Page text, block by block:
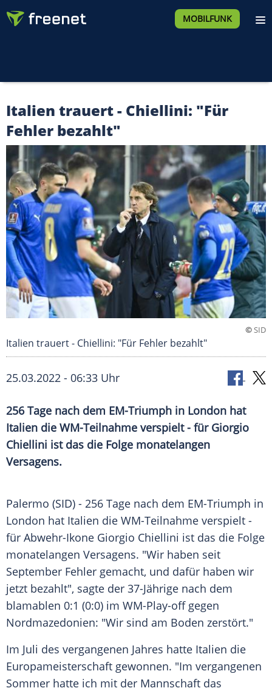
MOBILFUNK
Italien trauert - Chiellini: "Für
Fehler bezahlt"
©SID
Italien trauert - Chiellini: "Für Fehler bezahlt"
25.03.2022 - 06:33 Uhr
256 Tage nach dem EM-Triumph in London hat
Italien die WM-Teilnahme verspielt - für Giorgio
Chiellini ist das die Folge monatelangen
Versagens.
Palermo (SID) - 256 Tage nach dem EM-Triumph in
London hat Italien die WM-Teilnahme verspielt -
für Abwehr-Ikone Giorgio Chiellini ist das die Folge
monatelangen Versagens. "Wir haben seit
September Fehler gemacht, und dafür haben wir
jetzt bezahlt", sagte der 37-Jährige nach dem
blamablen 0:1 (0:0) im WM-Play-off gegen
Nordmazedonien: "Wir sind am Boden zerstört."
Im Juli des vergangenen Jahres hatte Italien die
Europameisterschaft gewonnen. "Im vergangenen
Sommer hatte ich mit der Mannschaft das